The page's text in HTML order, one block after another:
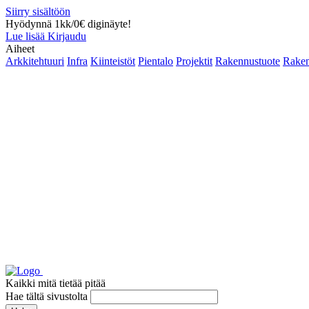
Siirry sisältöön
Hyödynnä 1kk/0€ diginäyte!
Lue lisää Kirjaudu
Aiheet
Arkkitehtuuri Infra Kiinteistöt Pientalo Projektit Rakennustuote
Kaikki mitä tietää pitää
Hae tältä sivustolta